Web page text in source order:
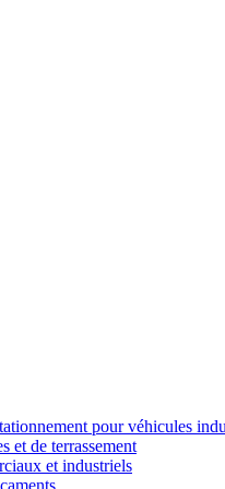
pour véhicules
et de terrassement
et industriels